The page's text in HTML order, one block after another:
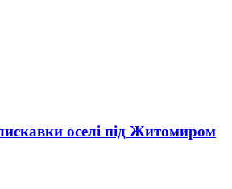
оселі під Житомиром